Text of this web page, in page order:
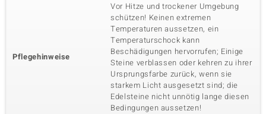
Pflegehinweise
Vor Hitze und trockener Umgebung
schützen! Keinen extremen
Temperaturen aussetzen, ein
Temperaturschock kann
Beschädigungen hervorrufen; Einige
Steine verblassen oder kehren zu ihrer
Ursprungsfarbe zurück, wenn sie
starkem Licht ausgesetzt sind; die
Edelsteine nicht unnötig lange diesen
Bedingungen aussetzen!